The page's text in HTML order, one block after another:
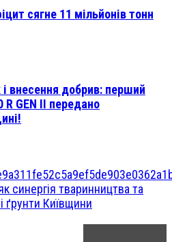
сягне 11 мільйонів тонн
внесення добрив: перший
R GEN II передано
синергія тваринництва та
ґрунти Київщини